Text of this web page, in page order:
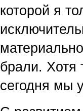
которой я
брали. Хотя
сегодня мы